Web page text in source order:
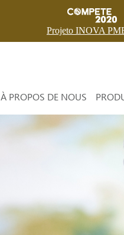
Projeto INOVA
À PROPOS DE NOUS